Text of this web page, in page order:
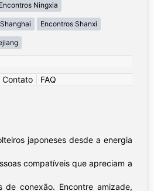
Encontros Ningxia
Encontros Shanxi
Contato FAQ
japoneses desde a energia
compatíveis que apreciam a
conexão. Encontre amizade,